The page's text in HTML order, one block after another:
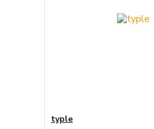
typle